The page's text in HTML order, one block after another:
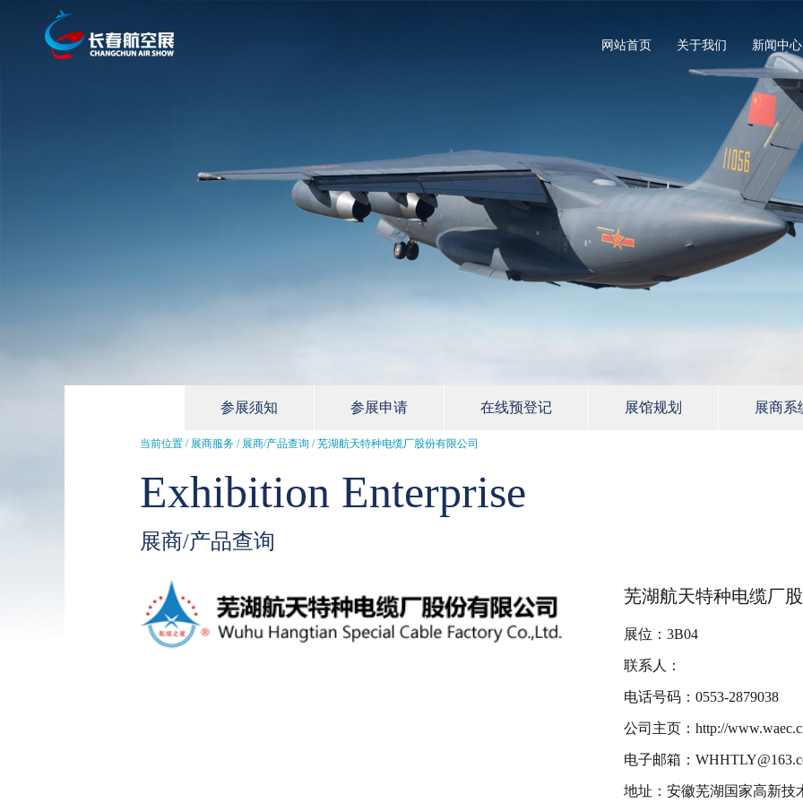
网站首页 关于我们 新闻中心
参展须知 参展申请 在线预登记 展馆规划 展商系
当前位置 / 展商服务 / 展商/产品查询 / 芜湖航天特种电缆厂股份有限公司
Exhibition Enterprise
展商/产品查询
芜湖航天特种电缆厂
展位：3B04
联系人：
电话号码：0553-2879038
公司主页：http://
电子邮箱：
地址：安徽芜湖国家高新技